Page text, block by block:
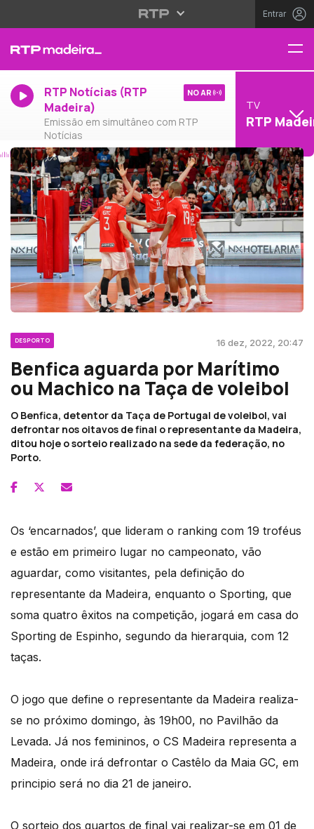
Entrar
RTP Notícias (RTP
Madeira)
Emissão em simultâneo com RTP
Notícias
NO AR
TV
RTP
DESPORTO 16 dez, 2022, 20:47
Benfica aguarda por Marítimo
ou Machico na Taça de voleibol
O Benfica, detentor da Taça de Portugal de voleibol, vai
defrontar nos oitavos de final o representante da Madeira,
ditou hoje o sorteio realizado na sede da federação, no
Porto.
Os ‘encarnados’, que lideram o ranking com 19 troféus
e estão em primeiro lugar no campeonato, vão
aguardar, como visitantes, pela definição do
representante da Madeira, enquanto o Sporting, que
soma quatro êxitos na competição, jogará em casa do
Sporting de Espinho, segundo da hierarquia, com 12
taças.
O jogo que define o representante da Madeira realiza-
se no próximo domingo, às 19h00, no Pavilhão da
Levada. Já nos femininos, o CS Madeira representa a
Madeira, onde irá defrontar o Castêlo da Maia GC, em
principio será no dia 21 de janeiro.
O sorteio dos quartos de final vai realizar-se em 01 de